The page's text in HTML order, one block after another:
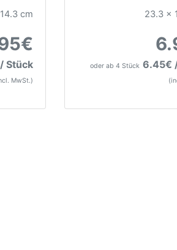
cm
Stück
MwSt.)
23.3 x
oder ab 4 Stück 6.45€